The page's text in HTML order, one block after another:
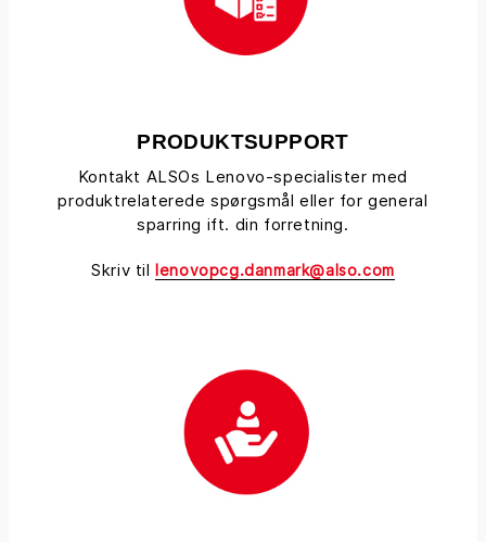
PRODUKTSUPPORT
Kontakt ALSOs Lenovo-specialister med
produktrelaterede spørgsmål eller for general
sparring ift. din forretning.
Skriv tillenovopcg.danmark@also.com